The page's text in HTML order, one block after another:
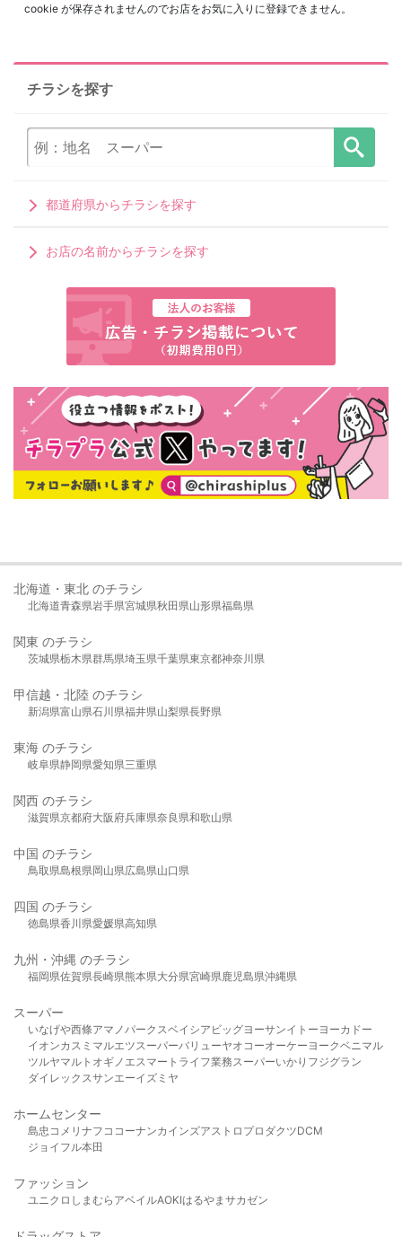
cookie が保存されませんのでお店をお気に入りに登録できません。
チラシを探す
都道府県からチラシを探す
お店の名前からチラシを探す
北海道・東北 のチラシ
北海道青森県岩手県宮城県秋田県山形県福島県
関東 のチラシ
茨城県栃木県群馬県埼玉県千葉県東京都神奈川県
甲信越・北陸 のチラシ
新潟県富山県石川県福井県山梨県長野県
東海 のチラシ
岐阜県静岡県愛知県三重県
関西 のチラシ
滋賀県京都府大阪府兵庫県奈良県和歌山県
中国 のチラシ
鳥取県島根県岡山県広島県山口県
四国 のチラシ
徳島県香川県愛媛県高知県
九州・沖縄 のチラシ
福岡県佐賀県長崎県熊本県大分県宮崎県鹿児島県沖縄県
スーパー
いなげや西條アマノパークスベイシア ビッグヨーサンイトーヨーカドー
イオンカスミ マルエツスーパーバリューヤオコーオーケー ヨークベニマル
ツルヤマルト オギノ エスマート ライフ業務スーパーいかり フジグラン
ダイレックスサンエーイズミヤ
ホームセンター
島忠 コメリ ナフコ コーナンカインズアストロプロダクツDCM
ジョイフル本田
ファッション
ユニクロ しまむら アベイルAOKIはるやま サカゼン